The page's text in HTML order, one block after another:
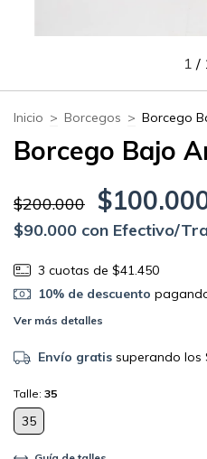
1 /
Inicio > Borcegos > Borcego
Borcego Bajo
$200.000
$90.000 con Efectivo/
3 cuotas de $41.450
10% de descuento
Ver más detalles
Envío gratis superando los
Talle: 35
35